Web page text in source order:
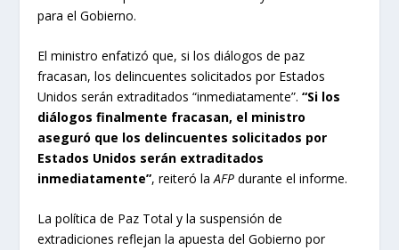
para el Gobierno.
El ministro enfatizó que, si los diálogos de paz
fracasan, los delincuentes solicitados por Estados
Unidos serán extraditados “inmediatamente”. “Si los
diálogos finalmente fracasan, el ministro
aseguró que los delincuentes solicitados por
Estados Unidos serán extraditados
inmediatamente”, reiteró laAFPdurante el informe.
La política de Paz Total y la suspensión de
extradiciones reflejan la apuesta del Gobierno por